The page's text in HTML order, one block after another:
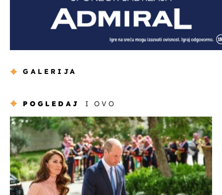
GALERIJA
POGLEDAJ I OVO